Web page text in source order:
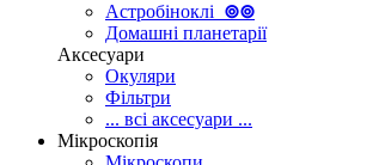
Астробіноклі ⊚⊚
Домашні планетарії
Аксесуари
Окуляри
Фільтри
... всі аксесуари ...
Мікроскопія